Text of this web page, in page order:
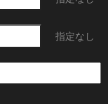
指定なし